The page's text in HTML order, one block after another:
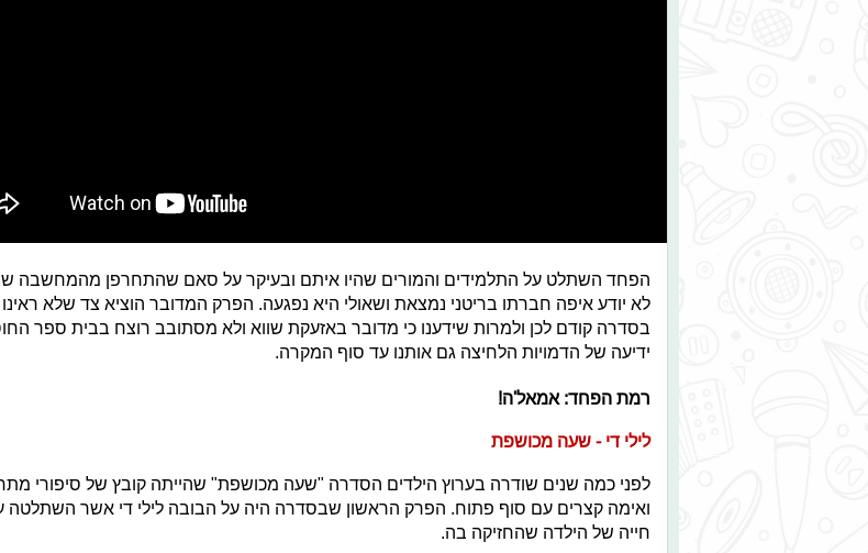
הפחד השתלט על התלמידים והמורים שהיו איתם ובעיקר על סאם שהתחרפן מהמחשבה
לא יודע איפה חברתו בריטני נמצאת ושאולי היא נפגעה. הפרק המדובר הוציא צד שלא ראינו
בסדרה קודם לכן ולמרות שידענו כי מדובר באזעקת שווא ולא מסתובב רוצח בבית ספר
ידיעה של הדמויות הלחיצה גם אותנו עד סוף המקרה.
רמת הפחד: אמאל'ה!
לילי די - שעה מכושפת
לפני כמה שנים שודרה בערוץ הילדים הסדרה "שעה מכושפת" שהייתה קובץ של סיפורי
ואימה קצרים עם סוף פתוח. הפרק הראשון שבסדרה היה על הבובה לילי די אשר השתלטה
חייה של הילדה שהחזיקה בה.